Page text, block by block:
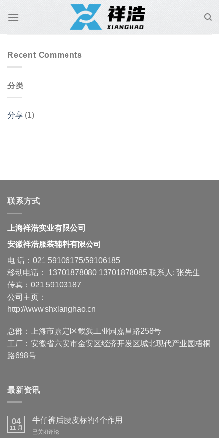
Recent Comments
分类
分享 (1)
联系方式
上海祥浩实业有限公司
安徽祥浩服装辅料有限公司
电 话：021 59106175/59106185
移动电话： 13701878080 13701878085 联系人: 张先生
传真：021 59103187
公司主页：
http://www.shxianghao.cn
总部：上海市嘉定区戬浜工业园嘉昌路258号
工厂：安徽省六安市金安区经济开发区城北现代产业园梧桐
路698号
最新资讯
04
11 月
牛仔裤后腰皮标的4个作用
牛
已关闭评论